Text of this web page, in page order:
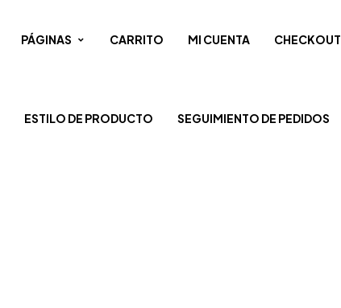
PÁGINAS CARRITO MI CUENTA CHECKOUT
ESTILO DE PRODUCTO SEGUIMIENTO DE PEDIDOS